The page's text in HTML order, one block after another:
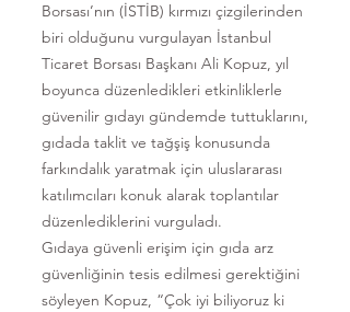
Borsası’nın (İSTİB) kırmızı çizgilerinden
biri olduğunu vurgulayan İstanbul
Ticaret Borsası Başkanı Ali Kopuz, yıl
boyunca düzenledikleri etkinliklerle
güvenilir gıdayı gündemde tuttuklarını,
gıdada taklit ve tağşiş konusunda
farkındalık yaratmak için uluslararası
katılımcıları konuk alarak toplantılar
düzenlediklerini vurguladı.
Gıdaya güvenli erişim için gıda arz
güvenliğinin tesis edilmesi gerektiğini
söyleyen Kopuz, “Çok iyi biliyoruz ki